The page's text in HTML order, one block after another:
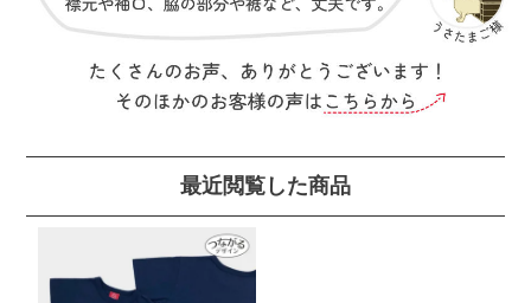
最近閲覧した商品